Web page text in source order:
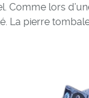
Comme lors
La pierre